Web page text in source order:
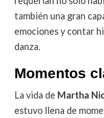
también una gran
emociones y contar
danza.
Momentos
La vida de Martha
estuvo llena de